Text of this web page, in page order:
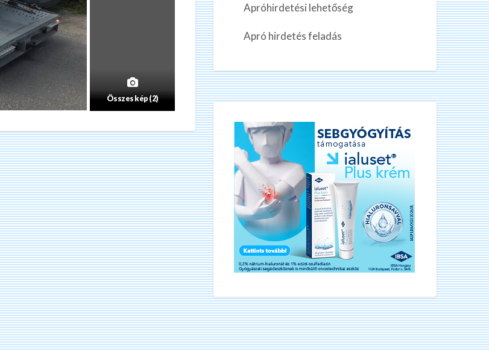
Összes kép (2)
Apróhirdetési lehetőség
Apró hirdetés feladás